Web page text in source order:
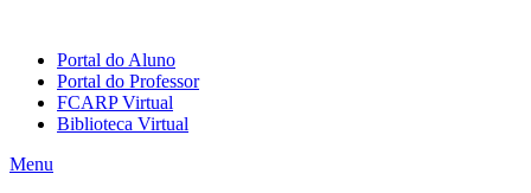
Portal do Aluno
Portal do Professor
FCARP Virtual
Biblioteca Virtual
Menu